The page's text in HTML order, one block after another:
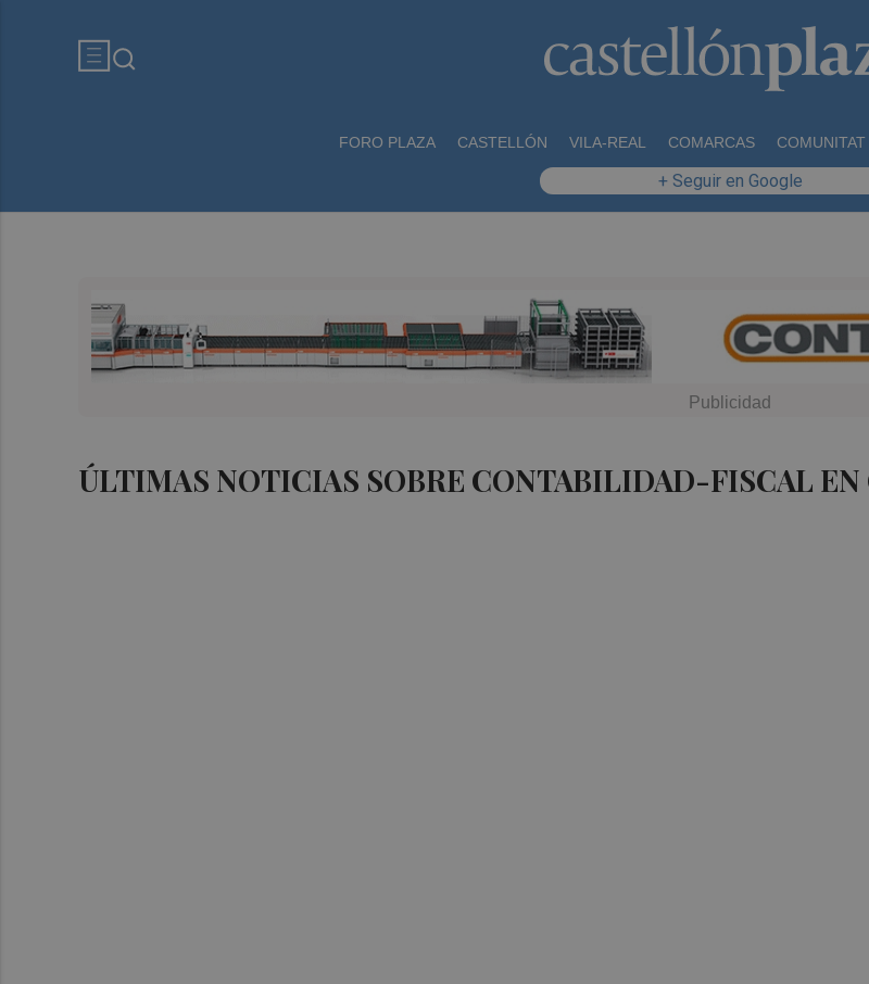
FORO PLAZA CASTELLÓN VILA-REAL COMARCAS COMUNITAT
+ Seguir en Google
ÚLTIMAS NOTICIAS SOBRE CONTABILIDAD-FISCAL